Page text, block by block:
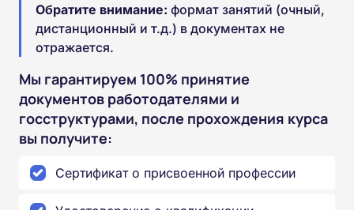
Обратите внимание: формат занятий (очный,
дистанционный и т.д.) в документах не
отражается.
Мы гарантируем 100% принятие
документов работодателями и
госструктурами, после прохождения курса
вы получите:
Сертификат о присвоенной профессии